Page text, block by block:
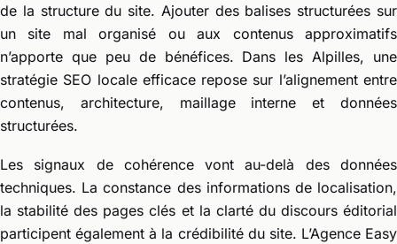
de la structure du site. Ajouter des balises structurées sur
un site mal organisé ou aux contenus approximatifs
n’apporte que peu de bénéfices. Dans les Alpilles, une
stratégie SEO locale efficace repose sur l’alignement entre
contenus, architecture, maillage interne et données
structurées.
Les signaux de cohérence vont au-delà des données
techniques. La constance des informations de localisation,
la stabilité des pages clés et la clarté du discours éditorial
participent également à la crédibilité du site. L’Agence Easy